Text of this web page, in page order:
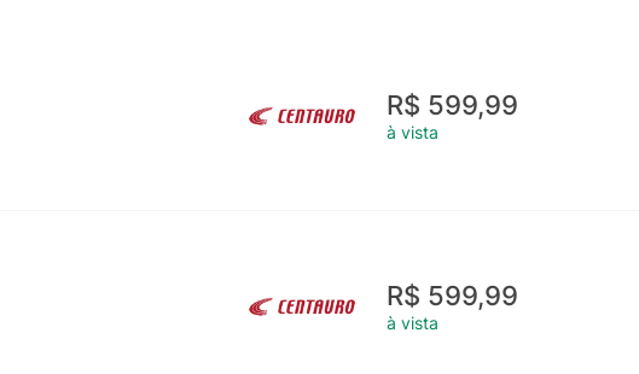
R$ 599,99
à vista
R$ 599,99
à vista